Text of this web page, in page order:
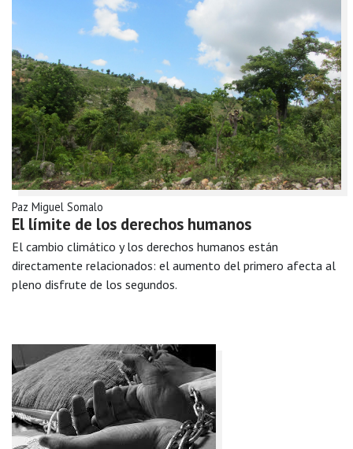
Paz Miguel Somalo
El límite de los derechos humanos
El cambio climático y los derechos humanos están
directamente relacionados: el aumento del primero afecta al
pleno disfrute de los segundos.